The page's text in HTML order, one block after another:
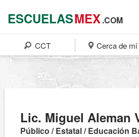
ESCUELASMEX.COM
CCT Cerca de mi
Lic. Miguel Aleman
Público / Estatal / Educación